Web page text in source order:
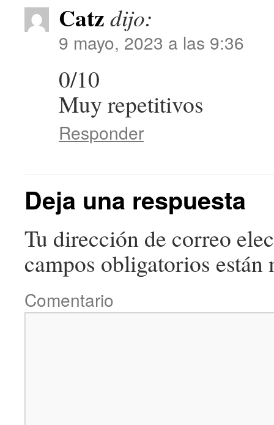
Catz dijo:
9 mayo, 2023 a las 9:36
0/10
Muy repetitivos
Responder
Deja una respuesta
Tu dirección de correo
campos obligatorios
Comentario